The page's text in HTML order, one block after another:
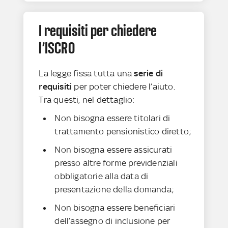
I requisiti per chiedere
l’ISCRO
La legge fissa tutta unaserie di
requisiti per poter chiedere l’aiuto.
Tra questi, nel dettaglio:
Non bisogna essere titolari di
trattamento pensionistico diretto;
Non bisogna essere assicurati
presso altre forme previdenziali
obbligatorie alla data di
presentazione della domanda;
Non bisogna essere beneficiari
dell’assegno di inclusione per